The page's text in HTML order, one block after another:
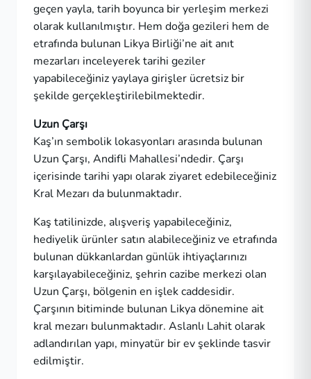
geçen yayla, tarih boyunca bir yerleşim merkezi
olarak kullanılmıştır. Hem doğa gezileri hem de
etrafında bulunan Likya Birliği’ne ait anıt
mezarları inceleyerek tarihi geziler
yapabileceğiniz yaylaya girişler ücretsiz bir
şekilde gerçekleştirilebilmektedir.
Uzun Çarşı
Kaş’ın sembolik lokasyonları arasında bulunan
Uzun Çarşı, Andifli Mahallesi’ndedir. Çarşı
içerisinde tarihi yapı olarak ziyaret edebileceğiniz
Kral Mezarı da bulunmaktadır.
Kaş tatilinizde, alışveriş yapabileceğiniz,
hediyelik ürünler satın alabileceğiniz ve etrafında
bulunan dükkanlardan günlük ihtiyaçlarınızı
karşılayabileceğiniz, şehrin cazibe merkezi olan
Uzun Çarşı, bölgenin en işlek caddesidir.
Çarşının bitiminde bulunan Likya dönemine ait
kral mezarı bulunmaktadır. Aslanlı Lahit olarak
adlandırılan yapı, minyatür bir ev şeklinde tasvir
edilmiştir.